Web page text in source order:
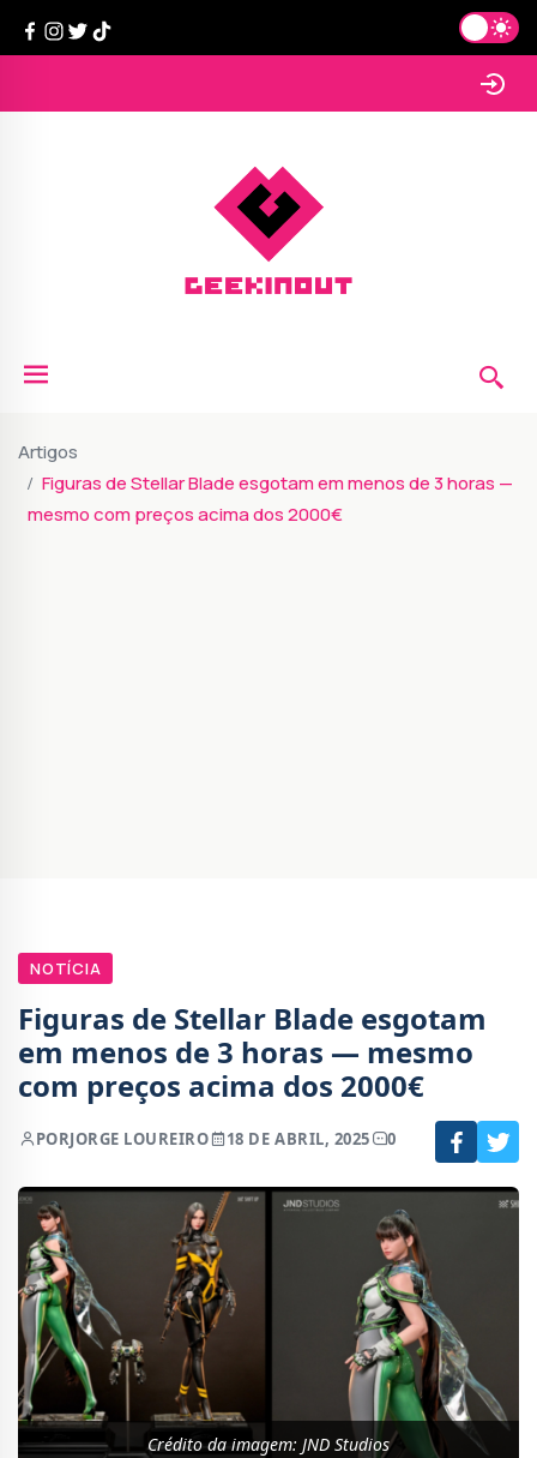
Artigos
Figuras de Stellar Blade esgotam em menos de 3 horas —
mesmo com preços acima dos 2000€
NOTÍCIA
Figuras de Stellar Blade esgotam
em menos de 3 horas — mesmo
com preços acima dos 2000€
PORJORGE LOUREIRO 18 DE ABRIL, 2025 0
Crédito da imagem: JND Studios